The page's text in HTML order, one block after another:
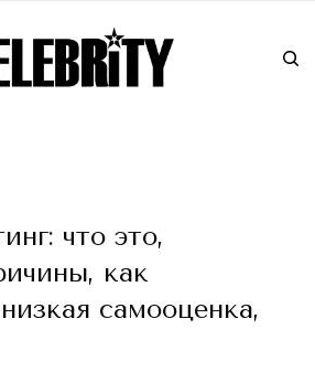
что это,
как
самооценка,